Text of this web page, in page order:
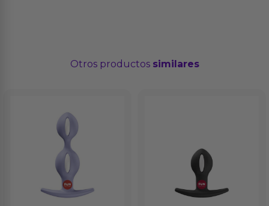
Otros productos similares